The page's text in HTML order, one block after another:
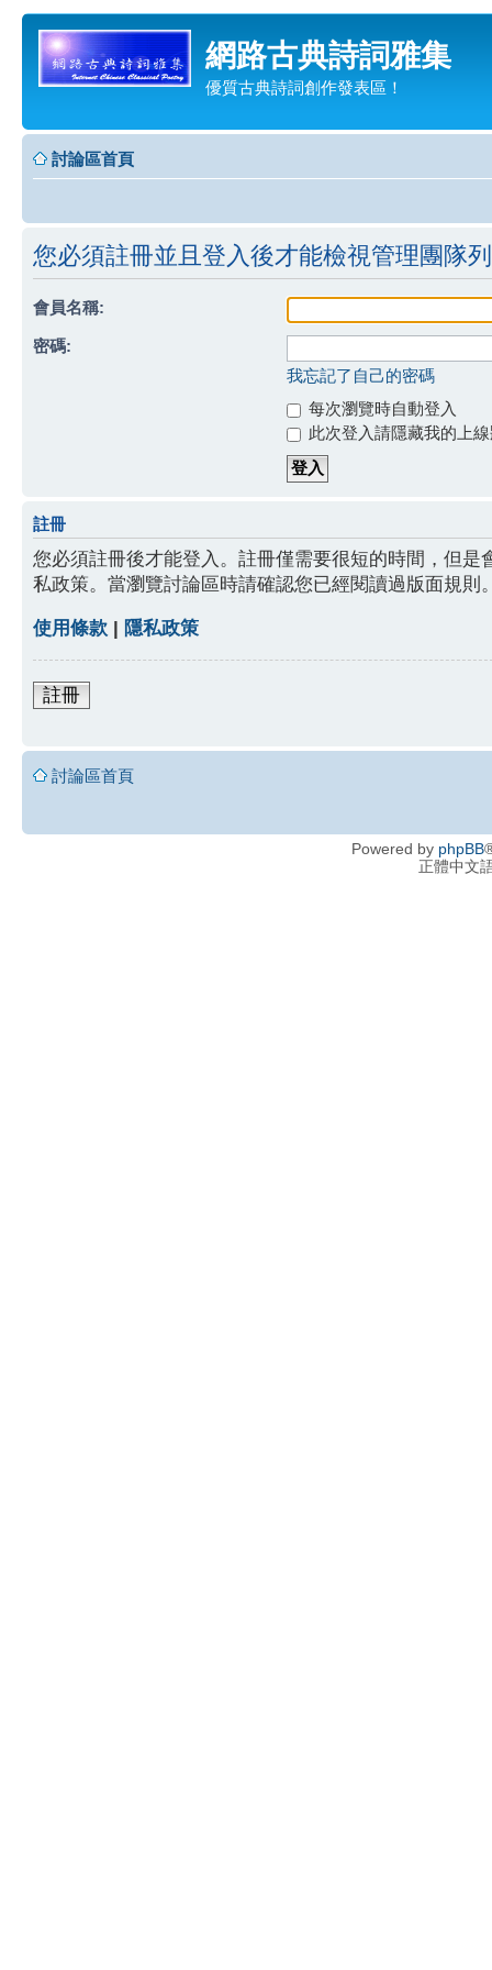
網路古典詩詞雅集
優質古典詩詞創作發表區！
討論區首頁
您必須註冊並且登入後才能檢視管理團隊
會員名稱:
密碼:
我忘記了自己的密碼
每次瀏覽時自動登入
此次登入請隱藏我的上
註冊
您必須註冊後才能登入。註冊僅需要很短的時間，但
私政策。當瀏覽討論區時請確認您已經閱讀過版面規則
使用條款 | 隱私政策
註冊
討論區首頁
Powered by phpBB
正體中文